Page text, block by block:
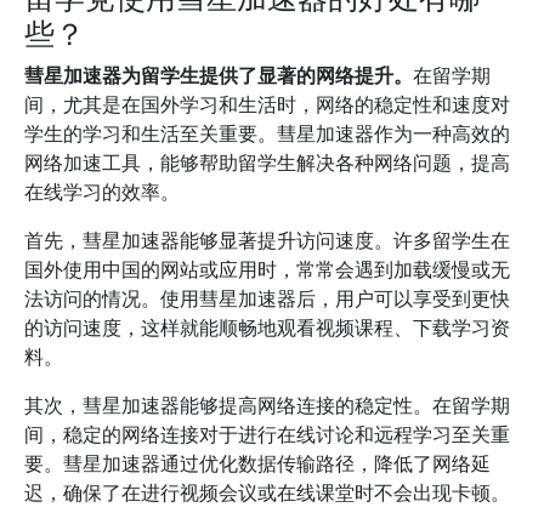
些？
彗星加速器为留学生提供了显著的网络提升。 在留学期
间，尤其是在国外学习和生活时，网络的稳定性和速度对
学生的学习和生活至关重要。彗星加速器作为一种高效的
网络加速工具，能够帮助留学生解决各种网络问题，提高
在线学习的效率。
首先，彗星加速器能够显著提升访问速度。许多留学生在
国外使用中国的网站或应用时，常常会遇到加载缓慢或无
法访问的情况。使用彗星加速器后，用户可以享受到更快
的访问速度，这样就能顺畅地观看视频课程、下载学习资
料。
其次，彗星加速器能够提高网络连接的稳定性。在留学期
间，稳定的网络连接对于进行在线讨论和远程学习至关重
要。彗星加速器通过优化数据传输路径，降低了网络延
迟，确保了在进行视频会议或在线课堂时不会出现卡顿。